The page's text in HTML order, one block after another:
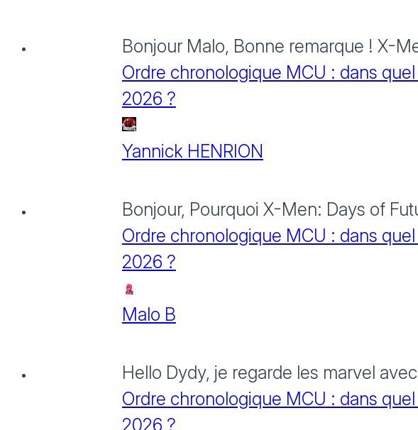
Bonjour Malo, Bonne remarque ! X-
Ordre chronologique MCU : dans
2026 ?
Yannick HENRION
Bonjour, Pourquoi X-Men: Days of
Ordre chronologique MCU : dans
2026 ?
Malo B
Hello Dydy, je regarde les marvel
Ordre chronologique MCU : dans
2026 ?